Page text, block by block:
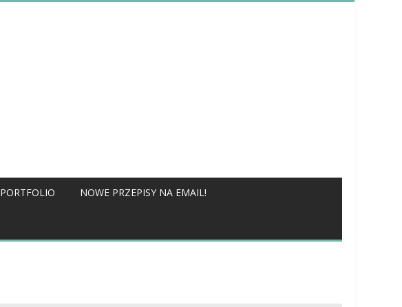
PORTFOLIO NOWE PRZEPISY NA EMAIL!